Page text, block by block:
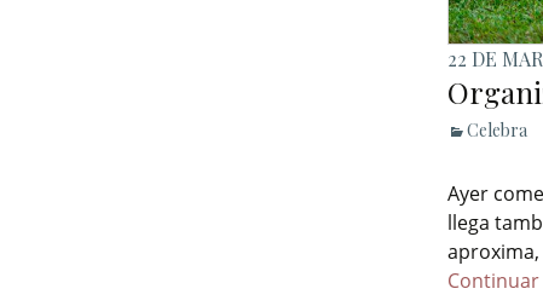
22 DE
Celebra
Ayer
llega
aproxima,